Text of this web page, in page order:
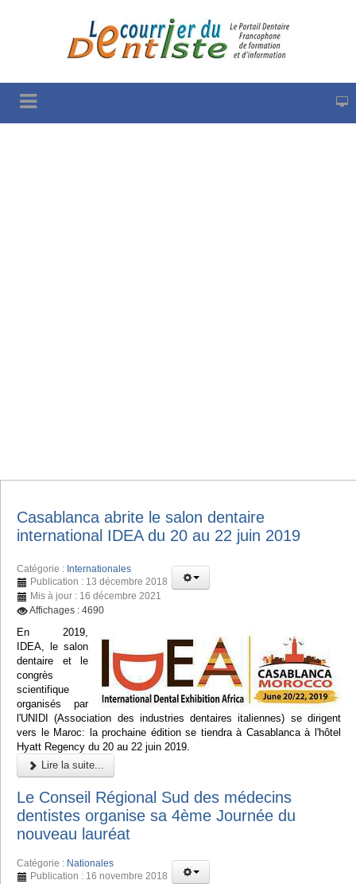
Casablanca abrite le salon dentaire
international IDEA du 20 au 22 juin 2019
Catégorie : Internationales
Publication : 13 décembre 2018
Mis à jour : 16 décembre 2021
Affichages : 4690
En 2019,
IDEA, le salon
dentaire et le
congrès
scientifique
organisés par
l'UNIDI (Association des industries dentaires italiennes) se dirigent
vers le Maroc: la prochaine édition se tiendra à Casablanca à l'hôtel
Hyatt Regency du 20 au 22 juin 2019.
Lire la suite...
Le Conseil Régional Sud des médecins
dentistes organise sa 4ème Journée du
nouveau lauréat
Catégorie : Nationales
Publication : 16 novembre 2018